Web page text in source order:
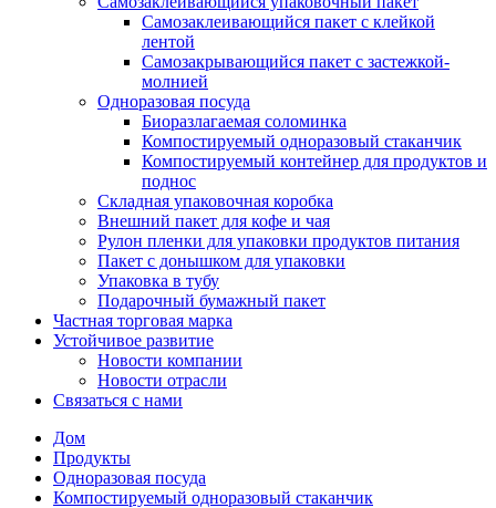
Самозаклеивающийся пакет с клейкой
лентой
Самозакрывающийся пакет с застежкой-
молнией
Одноразовая посуда
Биоразлагаемая соломинка
Компостируемый одноразовый стаканчик
Компостируемый контейнер для продуктов и
поднос
Складная упаковочная коробка
Внешний пакет для кофе и чая
Рулон пленки для упаковки продуктов питания
Пакет с донышком для упаковки
Упаковка в тубу
Подарочный бумажный пакет
Частная торговая марка
Устойчивое развитие
Новости компании
Новости отрасли
Связаться с нами
Дом
Продукты
Одноразовая посуда
Компостируемый одноразовый стаканчик